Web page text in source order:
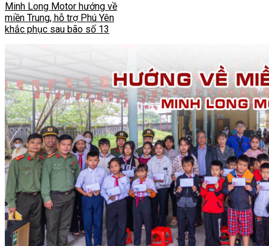
Minh Long Motor hướng về
miền Trung, hỗ trợ Phú Yên
khắc phục sau bão số 13